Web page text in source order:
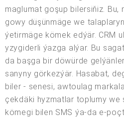
maglumat goşup bilersiňiz. Bu,
gowy düşünmäge we
ýetirmäge kömek edýär. CRM
yzygiderli ýazga alýar. Bu
da başga bir döwürde
sanyny görkezýär. Hasabat,
biler - senesi, awtoulag
çekdäki hyzmatlar toplumy we
kömegi bilen SMS ýa-da e-